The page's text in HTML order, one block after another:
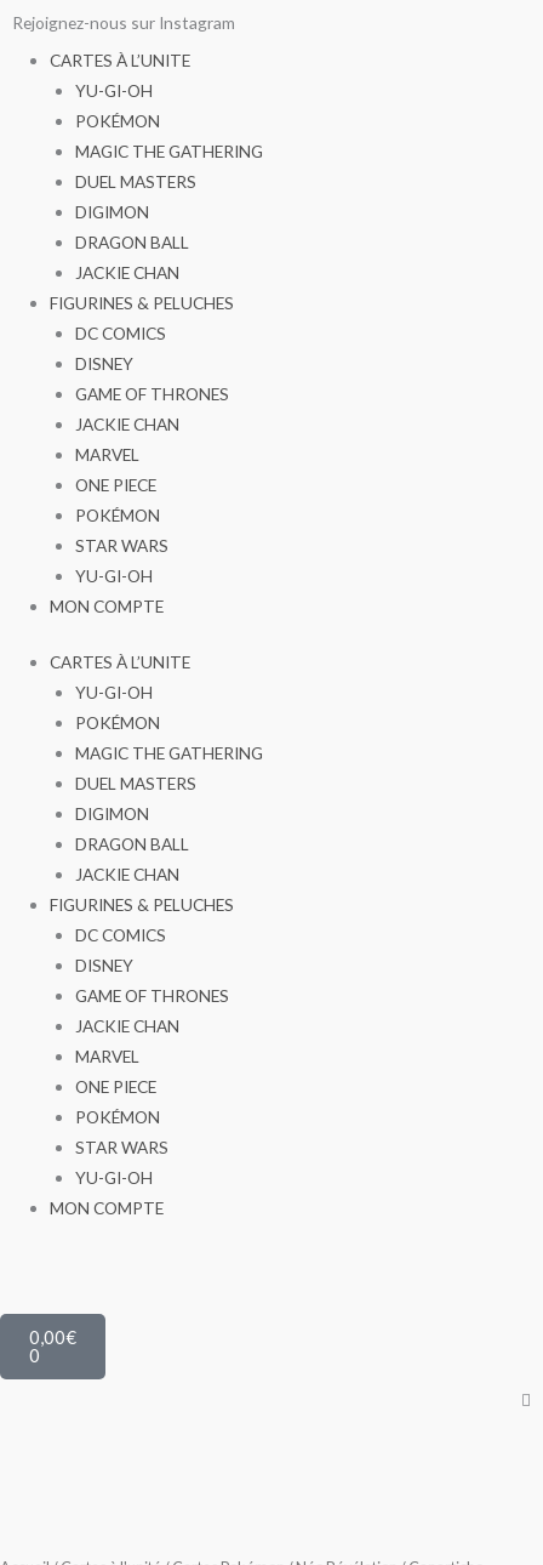
AllerRejoignez-nous sur Instagram
CARTES À L’UNITE
YU-GI-OH
POKÉMON
MAGIC THE GATHERING
DUEL MASTERS
DIGIMON
DRAGON BALL
JACKIE CHAN
FIGURINES & PELUCHES
DC COMICS
DISNEY
GAME OF THRONES
JACKIE CHAN
MARVEL
ONE PIECE
POKÉMON
STAR WARS
YU-GI-OH
MON COMPTE
CARTES À L’UNITE
YU-GI-OH
POKÉMON
MAGIC THE GATHERING
DUEL MASTERS
DIGIMON
DRAGON BALL
JACKIE CHAN
FIGURINES & PELUCHES
DC COMICS
DISNEY
GAME OF THRONES
JACKIE CHAN
MARVEL
ONE PIECE
POKÉMON
STAR WARS
YU-GI-OH
MON COMPTE
0,00€
0
Panier